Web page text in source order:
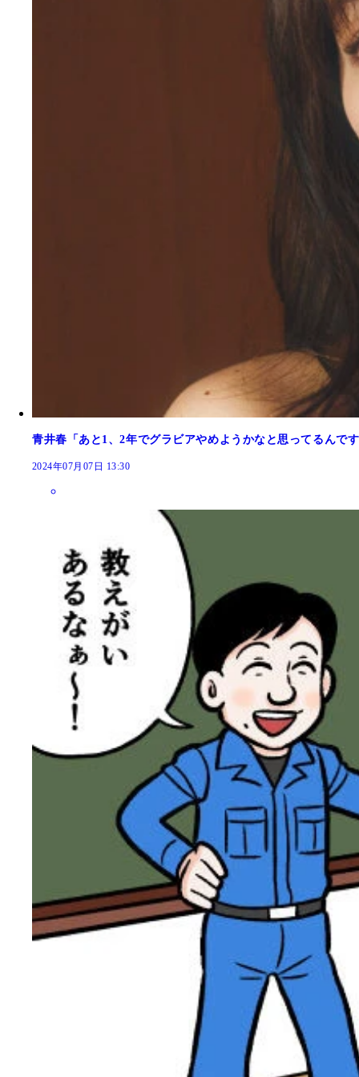
『週刊プレイボーイ』2017年11号（撮影／
青井春
『週刊プレイボーイ』2017年11号（撮影／
青井春
週プレ2017年3月13日号 No.11 価格／499円（税
青井春「あと1、2年でグラビアやめようかなと思ってるん
2024年07月07日 13:30